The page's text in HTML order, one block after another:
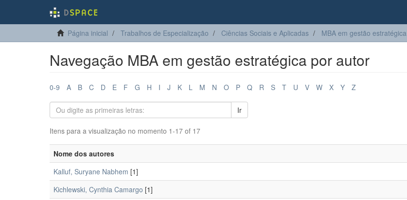
Página inicial Trabalhos de Especialização Ciências Sociais e Aplicadas MBA em gestão estratégica
Navegação MBA em gestão estratégica por autor
0-9 A B C D E F G H I J K L M N O P Q R S T U V W X Y Z
Ir
Itens para a visualização no momento 1-17 of 17
Nome dos autores
Kalluf, Suryane Nabhem [1]
Kichlewski, Cynthia Camargo [1]